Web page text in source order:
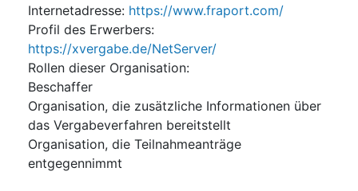
Internetadresse: https://www.fraport.com/
Profil des Erwerbers:
https://xvergabe.de/NetServer/
Rollen dieser Organisation:
Beschaffer
Organisation, die zusätzliche Informationen über
das Vergabeverfahren bereitstellt
Organisation, die Teilnahmeanträge
entgegennimmt